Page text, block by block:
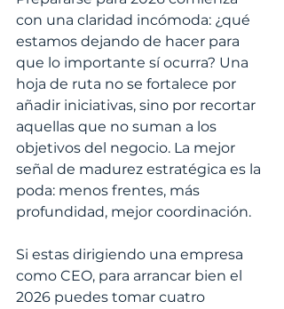
con una claridad incómoda: ¿qué
estamos dejando de hacer para
que lo importante sí ocurra? Una
hoja de ruta no se fortalece por
añadir iniciativas, sino por recortar
aquellas que no suman a los
objetivos del negocio. La mejor
señal de madurez estratégica es la
poda: menos frentes, más
profundidad, mejor coordinación.
Si estas dirigiendo una empresa
como CEO, para arrancar bien el
2026 puedes tomar cuatro